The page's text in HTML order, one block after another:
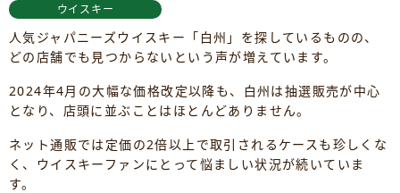
ウイスキー
人気ジャパニーズウイスキー「白州」を探しているものの、
どの店舗でも見つからないという声が増えています。
2024年4月の大幅な価格改定以降も、白州は抽選販売が中心
となり、店頭に並ぶことはほとんどありません。
ネット通販では定価の2倍以上で取引されるケースも珍しくな
く、ウイスキーファンにとって悩ましい状況が続いていま
す。